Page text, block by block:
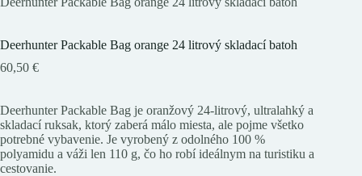
Deerhunter Packable Bag orange 24 litrový skladací batoh
60,50 €
Deerhunter Packable Bag je oranžový 24-litrový, ultralahký a
skladací ruksak, ktorý zaberá málo miesta, ale pojme všetko
potrebné vybavenie. Je vyrobený z odolného 100 %
polyamidu a váži len 110 g, čo ho robí ideálnym na turistiku a
cestovanie.